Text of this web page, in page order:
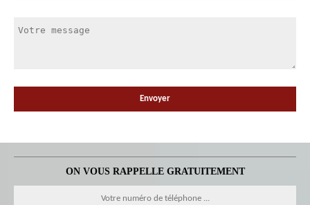
ON VOUS RAPPELLE GRATUITEMENT